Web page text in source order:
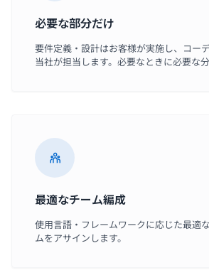
必要な部分だけ
要件定義・設計はお客様が実施し、コー
当社が担当します。必要なときに必要な分
最適なチーム編成
使用言語・フレームワークに応じた最適
ムをアサインします。